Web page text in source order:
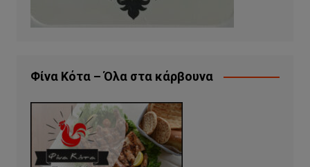
Φίνα Κότα – Όλα στα κάρβουνα